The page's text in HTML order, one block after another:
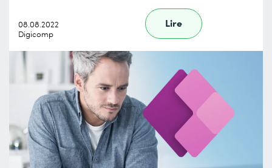
08.08.2022
Digicomp
Lire